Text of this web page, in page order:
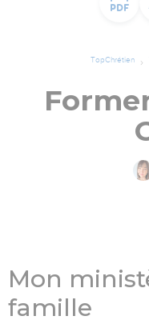
TopChrétien
Mon
famille